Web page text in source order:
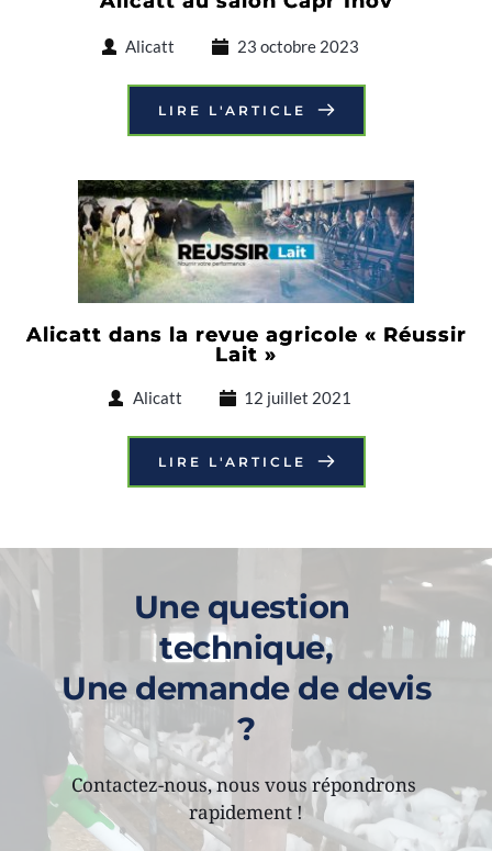
Alicatt 23 octobre 2023
LIRE L'ARTICLE
Alicatt dans la revue agricole « Réussir
Lait »
Alicatt 12 juillet 2021
LIRE L'ARTICLE
Une question
technique,
Une demande de devis
?
Contactez-nous, nous vous répondrons
rapidement !